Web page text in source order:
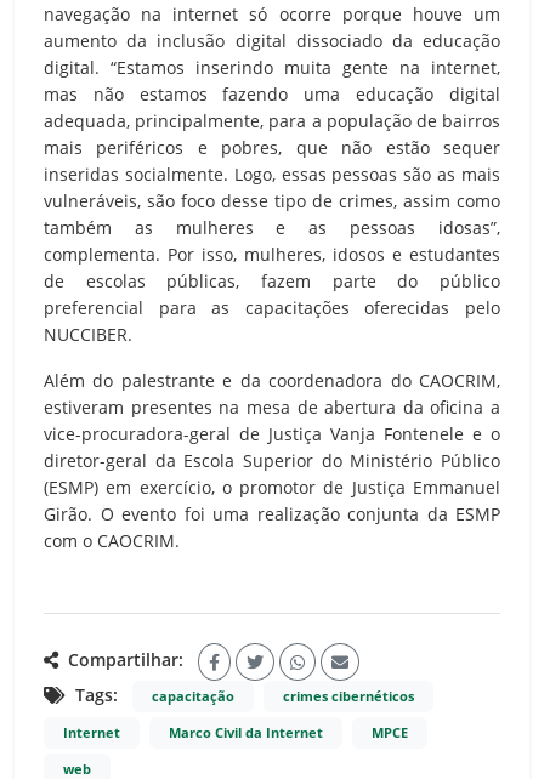
navegação na internet só ocorre porque houve um
aumento da inclusão digital dissociado da educação
digital. “Estamos inserindo muita gente na internet,
mas não estamos fazendo uma educação digital
adequada, principalmente, para a população de bairros
mais periféricos e pobres, que não estão sequer
inseridas socialmente. Logo, essas pessoas são as mais
vulneráveis, são foco desse tipo de crimes, assim como
também as mulheres e as pessoas idosas”,
complementa. Por isso, mulheres, idosos e estudantes
de escolas públicas, fazem parte do público
preferencial para as capacitações oferecidas pelo
NUCCIBER.
Além do palestrante e da coordenadora do CAOCRIM,
estiveram presentes na mesa de abertura da oficina a
vice-procuradora-geral de Justiça Vanja Fontenele e o
diretor-geral da Escola Superior do Ministério Público
(ESMP) em exercício, o promotor de Justiça Emmanuel
Girão. O evento foi uma realização conjunta da ESMP
com o CAOCRIM.
Compartilhar:
Tags:
capacitação crimes cibernéticos
Internet Marco Civil da Internet MPCE
web